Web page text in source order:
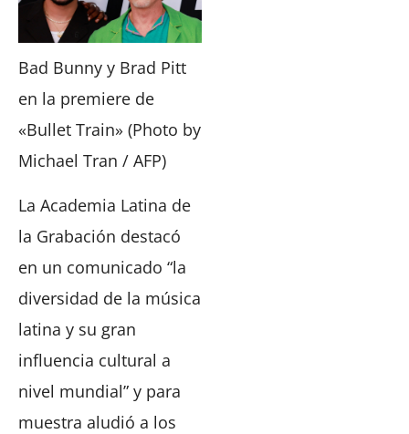
Bad Bunny y Brad Pitt
en la premiere de
«Bullet Train» (Photo by
Michael Tran / AFP)
La Academia Latina de
la Grabación destacó
en un comunicado “la
diversidad de la música
latina y su gran
influencia cultural a
nivel mundial” y para
muestra aludió a los